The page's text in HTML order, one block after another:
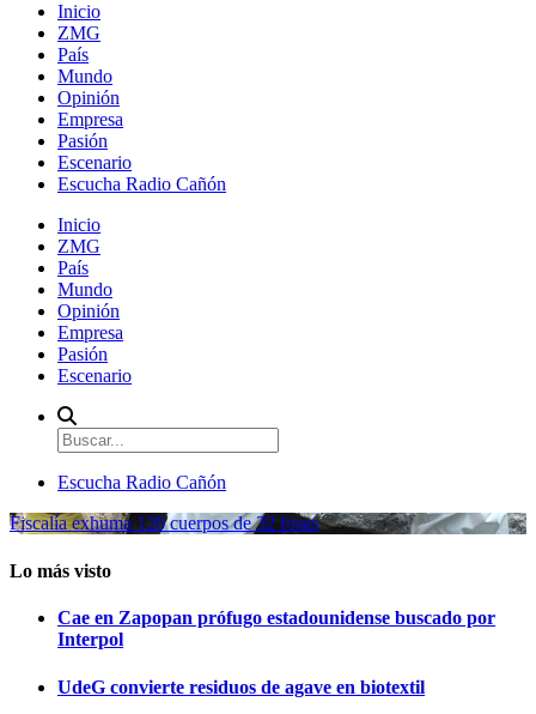
Inicio
ZMG
País
Mundo
Opinión
Empresa
Pasión
Escenario
Escucha Radio Cañón
Inicio
ZMG
País
Mundo
Opinión
Empresa
Pasión
Escenario
Escucha Radio Cañón
Fiscalía exhuma 126 cuerpos de 32 fosas
Lo más visto
Cae en Zapopan prófugo estadounidense buscado por
Interpol
UdeG convierte residuos de agave en biotextil